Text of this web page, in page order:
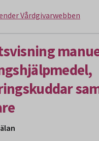
Vårdgivarwebben